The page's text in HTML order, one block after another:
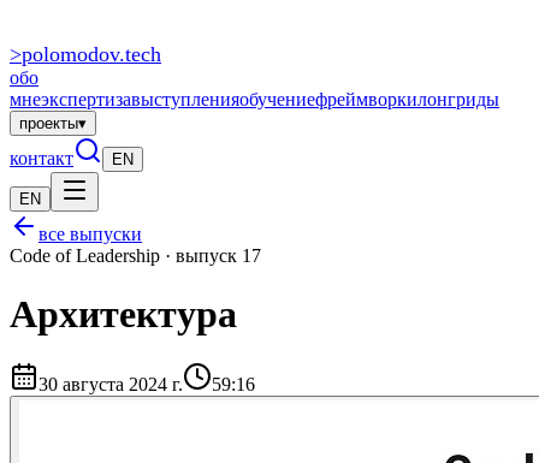
>polomodov.tech
обо
мнеэкспертизавыступленияобучениефреймворкилонгриды
проекты▾
контакт EN
EN
все выпуски
Code of Leadership · выпуск 17
Архитектура
30 августа 2024 г. 59:16